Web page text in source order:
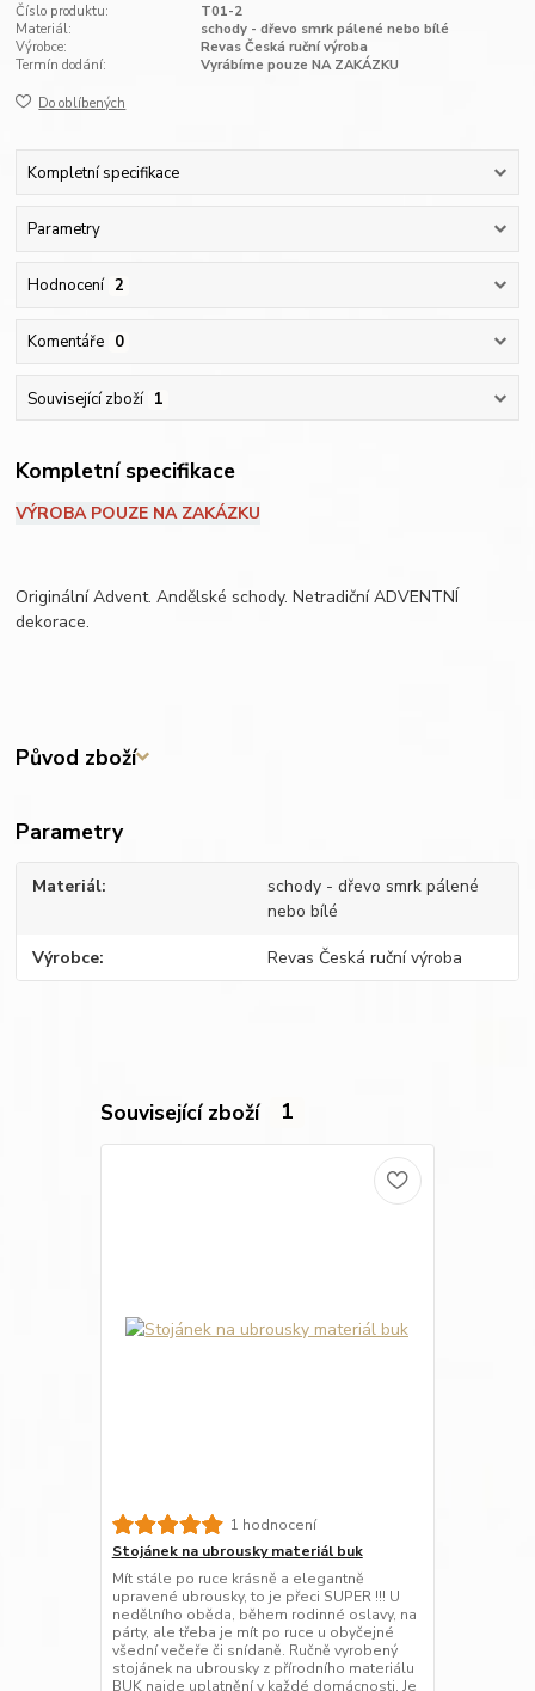
Číslo produktu:
T01-2
Materiál:
schody - dřevo smrk pálené nebo bílé
Výrobce:
Revas Česká ruční výroba
Termín dodání:
Vyrábíme pouze NA ZAKÁZKU
Do oblíbených
Kompletní specifikace
Parametry
Hodnocení 2
Komentáře 0
Související zboží 1
Kompletní specifikace
VÝROBA POUZE NA ZAKÁZKU
Originální Advent. Andělské schody. Netradiční ADVENTNÍ
dekorace.
Původ zboží
Parametry
Materiál
schody - dřevo smrk pálené
nebo bílé
Výrobce Revas Česká ruční výroba
Související zboží 1
1 hodnocení
Stojánek na ubrousky materiál buk
Mít stále po ruce krásně a elegantně
upravené ubrousky, to je přeci SUPER !!! U
nedělního oběda, během rodinné oslavy, na
párty, ale třeba je mít po ruce u obyčejné
všední večeře či snídaně. Ručně vyrobený
stojánek na ubrousky z přírodního materiálu
BUK najde uplatnění v každé domácnosti. Je